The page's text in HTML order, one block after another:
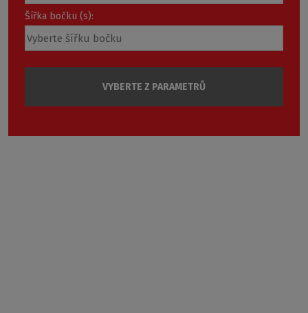
Šířka bočku (s):
VYBERTE Z PARAMETRŮ